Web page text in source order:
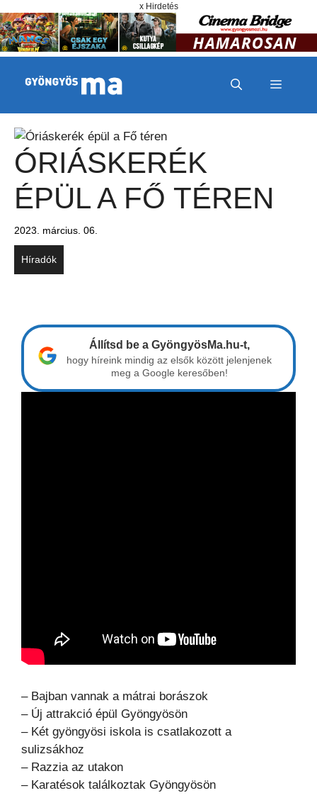
x Hirdetés
MENÜ
ÓRIÁSKERÉK
ÉPÜL A FŐ TÉREN
2023. március. 06.
Híradók
Állítsd be a GyöngyösMa.hu-t,
hogy híreink mindig az elsők között jelenjenek
meg a Google keresőben!
– Bajban vannak a mátrai borászok
– Új attrakció épül Gyöngyösön
– Két gyöngyösi iskola is csatlakozott a
sulizsákhoz
– Razzia az utakon
– Karatésok találkoztak Gyöngyösön